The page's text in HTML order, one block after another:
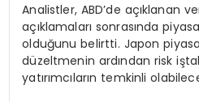
Analistler, ABD’de açıklanan
açıklamaları sonrasında
olduğunu belirtti. Japon
düzeltmenin ardından risk
yatırımcıların temkinli